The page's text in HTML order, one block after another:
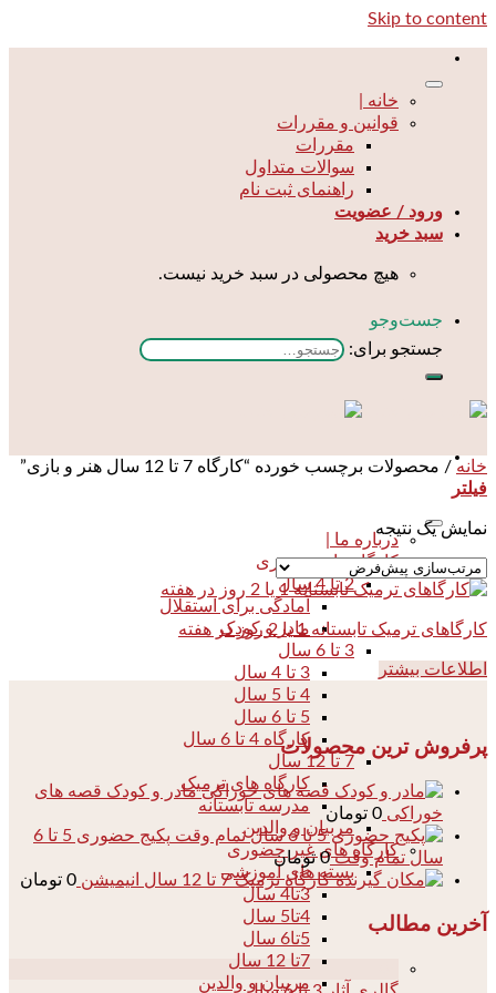
Skip to content
خانه |
قوانین و مقررات
مقررات
سوالات متداول
راهنمای ثبت نام
ورود / عضویت
سبد خرید
هیچ محصولی در سبد خرید نیست.
جست‌و‌جو
جستجو برای:
درباره ما |
کارگاه های حضوری
2 تا 4 سال
آمادگی برای استقلال
مادر و کودک
3 تا 6 سال
3 تا 4 سال
4 تا 5 سال
5 تا 6 سال
کارگاه 4 تا 6 سال
7 تا 12 سال
کارگاه های ترمیک
مدرسه تابستانه
مربیان و والدین
کارگاه های غیر حضوری
بسته های آموزشی
3تا4 سال
4تا5 سال
5تا6 سال
7تا 12 سال
مربیان و والدین
خانه / محصولات برچسب خورده “کارگاه 7 تا 12 سال هنر و بازی”
فیلتر
نمایش یک نتیجه
کارگاهای ترمیک تابستانه 1 یا 2 روز در هفته
اطلاعات بیشتر
پرفروش ترین محصولات
مادر و کودک قصه های
خوراکی 0 تومان
پکیج حضوری 5 تا 6
سال تمام وقت 0 تومان
کارگاه ترمیک 7 تا 12 سال انیمیشن
0 تومان
آخرین مطالب